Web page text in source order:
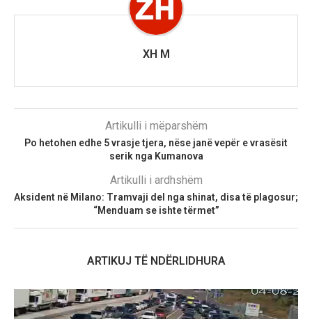
XH M
Artikulli i mëparshëm
Po hetohen edhe 5 vrasje tjera, nëse janë vepër e vrasësit
serik nga Kumanova
Artikulli i ardhshëm
Aksident në Milano: Tramvaji del nga shinat, disa të plagosur;
“Menduam se ishte tërmet”
ARTIKUJ TË NDËRLIDHURA